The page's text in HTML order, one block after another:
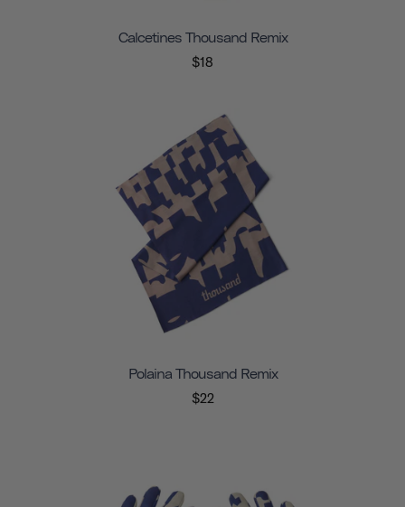
Calcetines Thousand Remix
$18
Polaina Thousand Remix
$22